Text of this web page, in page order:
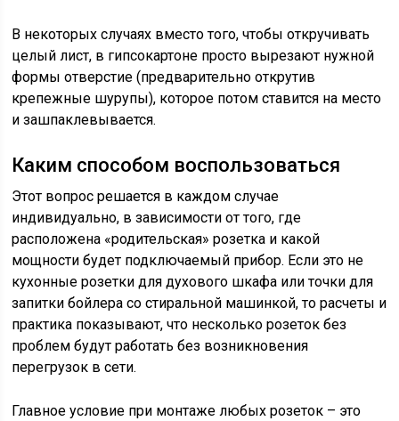
В некоторых случаях вместо того, чтобы откручивать
целый лист, в гипсокартоне просто вырезают нужной
формы отверстие (предварительно открутив
крепежные шурупы), которое потом ставится на место
и зашпаклевывается.
Каким способом воспользоваться
Этот вопрос решается в каждом случае
индивидуально, в зависимости от того, где
расположена «родительская» розетка и какой
мощности будет подключаемый прибор. Если это не
кухонные розетки для духового шкафа или точки для
запитки бойлера со стиральной машинкой, то расчеты и
практика показывают, что несколько розеток без
проблем будут работать без возникновения
перегрузок в сети.
Главное условие при монтаже любых розеток – это